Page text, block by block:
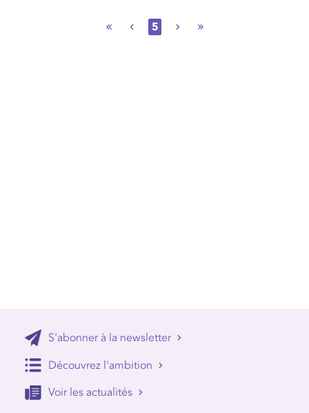
5
S'abonner à la newsletter
Découvrez l'ambition
Voir les actualités